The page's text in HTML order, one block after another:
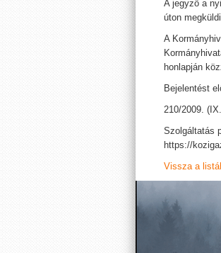
A jegyző a
úton
A
honlapján
Bejelentést
210/2009.
Szolgáltatás
https://
Vissza a